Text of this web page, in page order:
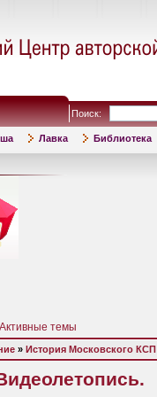
Поиск:
Лавка Библиотека
Активные темы
» История Московского КСП